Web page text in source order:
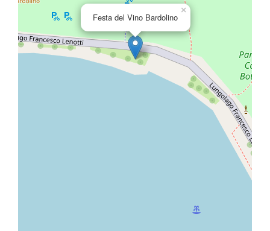
Festa del Vino Bardolino
×